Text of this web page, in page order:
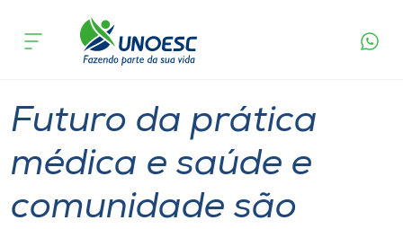
Cursos
Pesquisa
Atendimento ao Estudante
acontece
médico
Futuro da prática
médica e saúde e
comunidade são